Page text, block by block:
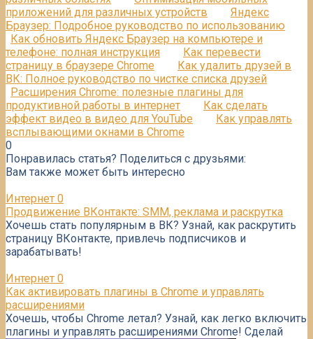
приложений для различных устройств
Яндекс
Браузер: Подробное руководство по использованию
Как обновить Яндекс Браузер на компьютере и
телефоне: полная инструкция
Как перевести
страницу в браузере Chrome
Как удалить друзей в
ВК: Полное руководство по чистке списка друзей
Расширения Chrome: полезные плагины для
продуктивной работы в интернет
Как сделать
эффект видео в видео для YouTube
Как управлять
всплывающими окнами в Chrome
0
Понравилась статья? Поделиться с друзьями:
Вам также может быть интересно
Интернет 0
Продвижение ВКонтакте: SMM, реклама и раскрутка
Хочешь стать популярным в ВК? Узнай, как раскрутить
страницу ВКонтакте, привлечь подписчиков и
зарабатывать!
Интернет 0
Как активировать плагины в Chrome и управлять
расширениями
Хочешь, чтобы Chrome летал? Узнай, как легко включить
плагины и управлять расширениями Chrome! Сделай